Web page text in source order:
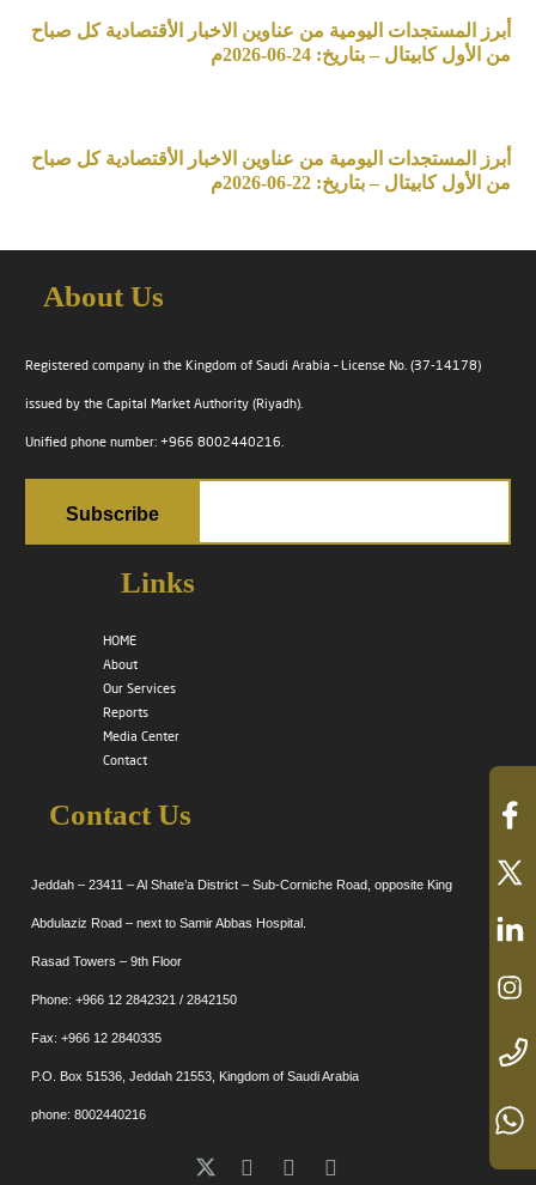
أبرز المستجدات اليومية من عناوين الاخبار الأقتصادية كل صباح
من الأول كابيتال – بتاريخ: 24-06-2026م
أبرز المستجدات اليومية من عناوين الاخبار الأقتصادية كل صباح
من الأول كابيتال – بتاريخ: 22-06-2026م
About Us
Registered company in the Kingdom of Saudi Arabia – License No. (37-14178)
issued by the Capital Market Authority (Riyadh).
Unified phone number: +966 8002440216.
Links
HOME
About
Our Services
Reports
Media Center
Contact
Contact Us
Jeddah – 23411 – Al Shate’a District – Sub-Corniche Road, opposite King
Abdulaziz Road – next to Samir Abbas Hospital.
Rasad Towers – 9th Floor
Phone: +966 12 2842321 / 2842150
Fax: +966 12 2840335
P.O. Box 51536, Jeddah 21553, Kingdom of Saudi Arabia
phone: 8002440216